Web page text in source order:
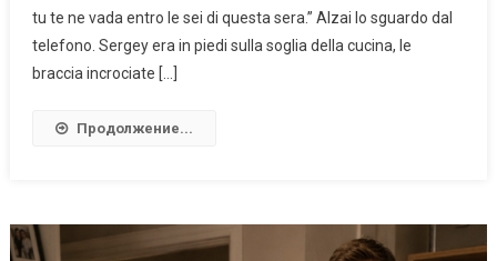
tu te ne vada entro le sei di questa sera.” Alzai lo sguardo dal
telefono. Sergey era in piedi sulla soglia della cucina, le
braccia incrociate […]
Продолжение...